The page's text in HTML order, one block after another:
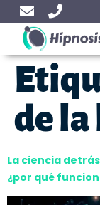
de la
La ciencia
¿por qué